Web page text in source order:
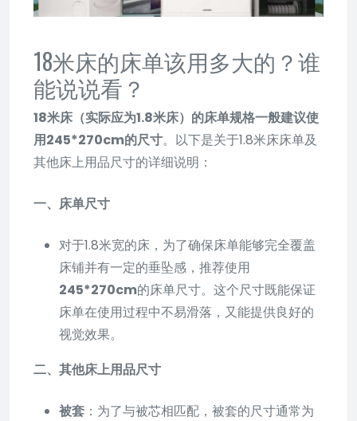
18米床的床单该用多大的？谁
能说说看？
18米床（实际应为1.8米床）的床单规格一般建议使
用245*270cm的尺寸。以下是关于1.8米床床单及
其他床上用品尺寸的详细说明：
一、床单尺寸
对于1.8米宽的床，为了确保床单能够完全覆盖
床铺并有一定的垂坠感，推荐使用
245*270cm的床单尺寸。这个尺寸既能保证
床单在使用过程中不易滑落，又能提供良好的
视觉效果。
二、其他床上用品尺寸
被套 ：为了与被芯相匹配，被套的尺寸通常为